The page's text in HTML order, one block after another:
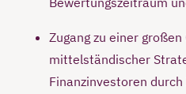
Zugang zu einer
mittelständischer
Finanzinvestoren